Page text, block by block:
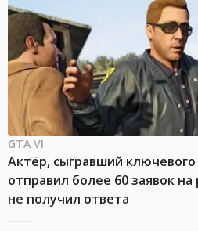
GTA VI
Актёр, сыгравший
отправил более 60 заявок на
не получил ответа